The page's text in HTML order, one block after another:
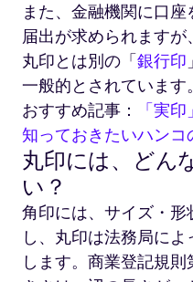
また、金融機関に口
届出が求められます
丸印とは別の「銀行印
一般的とされています。
おすすめ記事：
「実
知っておきたいハンコ
丸印には、どん
い？
角印には、サイズ・
し、丸印は法務局に
します。商業登記規